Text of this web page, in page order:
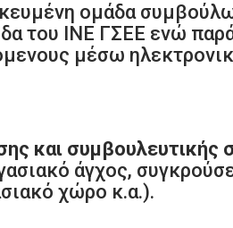
ομάδα
του ΙΝΕ ΓΣΕΕ ενώ
μέσω
και συμβουλευτικής
άγχος,
χώρο κ.α.).